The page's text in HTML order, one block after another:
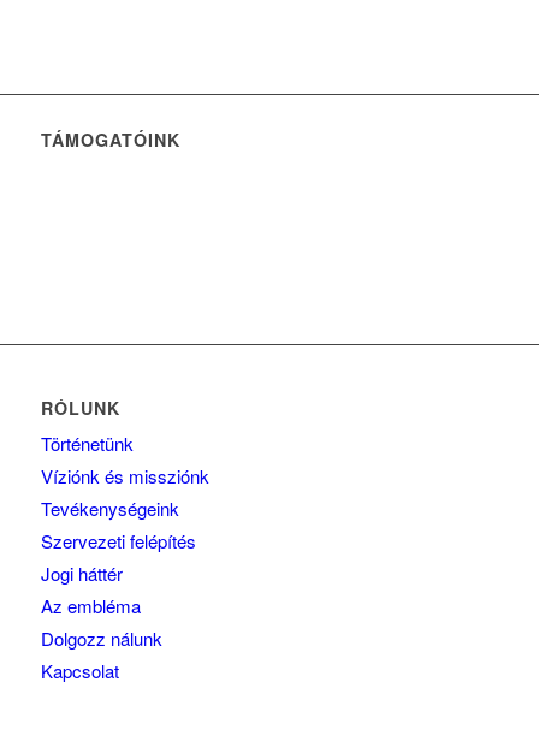
TÁMOGATÓINK
RÓLUNK
Történetünk
Víziónk és missziónk
Tevékenységeink
Szervezeti felépítés
Jogi háttér
Az embléma
Dolgozz nálunk
Kapcsolat